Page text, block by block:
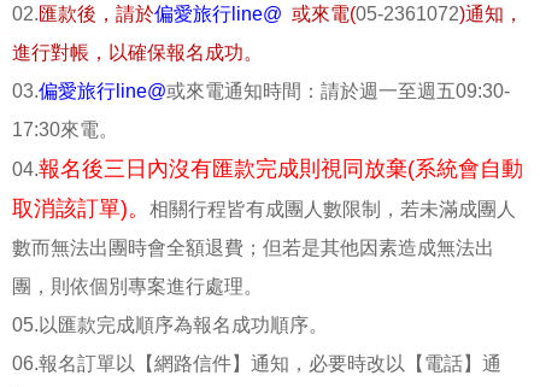
02.匯款後，請於偏愛旅行line@ 或來電(05-2361072)通知，
進行對帳，以確保報名成功。
03.偏愛旅行line@或來電通知時間：請於週一至週五09:30-
17:30來電。
04.報名後三日內沒有匯款完成則視同放棄(系統會自動
取消該訂單)。 相關行程皆有成團人數限制，若未滿成團人
數而無法出團時會全額退費；但若是其他因素造成無法出
團，則依個別專案進行處理。
05.以匯款完成順序為報名成功順序。
06.報名訂單以【網路信件】通知，必要時改以【電話】通